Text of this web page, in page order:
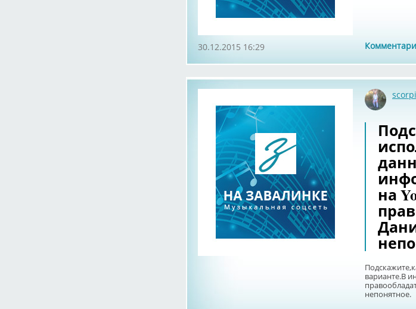
30.12.2015 16:29
на
варианте.В
непонятное.